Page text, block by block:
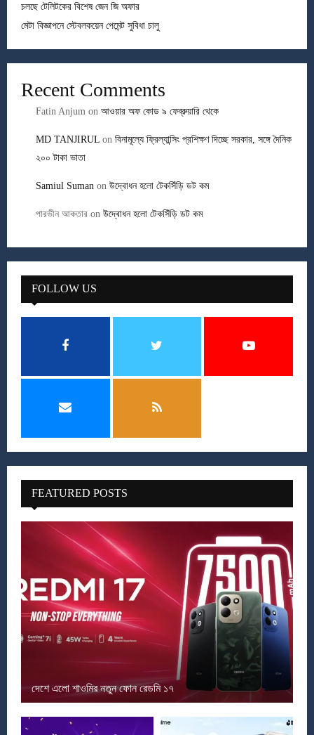
চলছে টেলিটকের বিশেষ জেন জি অফার
মেটা বিজ্ঞাপনে স্টেবলকয়েন পেমেন্ট সুবিধা চালু
Recent Comments
Fatin Anjum on আওয়ার অফ কোড ৯ ফেব্রুয়ারি থেকে
MD TANJIRUL on বিনামূল্যে ফ্রিল্যান্সিং প্রশিক্ষণ দিচ্ছে সরকার, সঙ্গে দৈনিক
২০০ টাকা ভাতা
Samiul Suman on উদ্বোধন হলো টেকসিঁড়ি ডট কম
পারভীন আকতার on উদ্বোধন হলো টেকসিঁড়ি ডট কম
FOLLOW US
FEATURED POSTS
দেশে এলো শাওমির নতুন ফোন রেডমি ১৭